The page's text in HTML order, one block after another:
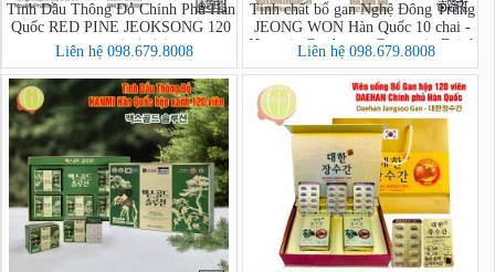
Tinh Dầu Thông Đỏ Chính Phủ Hàn
Quốc RED PINE JEOKSONG 120
Viên - 파인적송
Liên hệ 098.679.8008
Tinh chất bổ gan Nghệ Đông Trùng
JEONG WON Hàn Quốc 10 chai -
Hovenia Cordyceps Curcumin Drink
Liên hệ 098.679.8008